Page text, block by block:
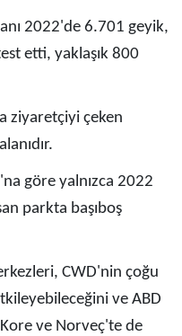
2022'de 6.701 geyik,
etti, yaklaşık 800
ziyaretçiyi çeken
göre yalnızca 2022
parkta başıboş
CWD'nin çoğu
ve ABD
Kore ve Norveç'te de